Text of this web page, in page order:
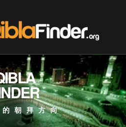
的朝拜方向